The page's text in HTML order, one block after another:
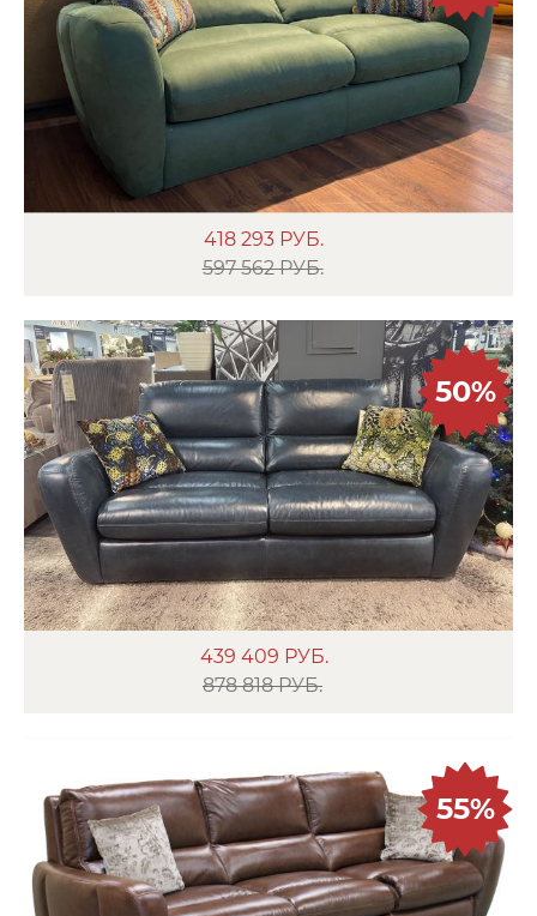
418 293 РУБ.
597 562 РУБ.
439 409 РУБ.
878 818 РУБ.
50%
55%